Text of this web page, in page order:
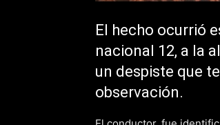
El hecho ocurrió
nacional 12, a la
un despiste que
observación.